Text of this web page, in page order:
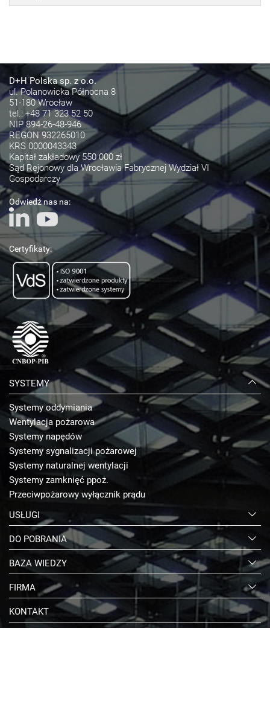
D+H Polska sp. z o.o.
ul. Polanowicka Północna 8
51-180 Wrocław
tel.: +48 71 323 52 50
NIP 894-26-48-946
REGON 932265010
KRS 0000043343
Kapitał zakładowy 550 000 zł
Sąd Rejonowy dla Wrocławia Fabrycznej Wydział VI
Gospodarczy
Odwiedź nas na:
Certyfikaty:
SYSTEMY
Systemy oddymiania
Wentylacja pożarowa
Systemy napędów
Systemy sygnalizacji pożarowej
Systemy naturalnej wentylacji
Systemy zamknięć ppoż.
Przeciwpożarowy wyłącznik prądu
USŁUGI
DO POBRANIA
BAZA WIEDZY
FIRMA
KONTAKT